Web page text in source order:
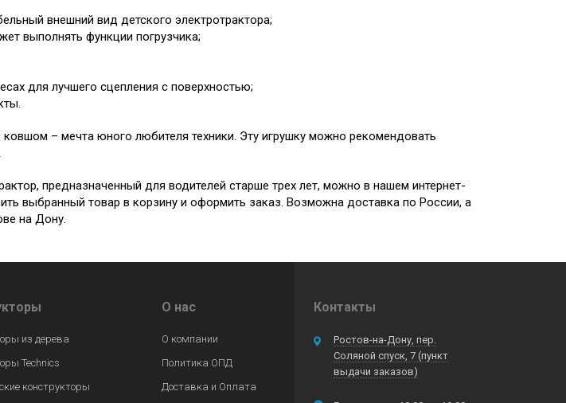
внешний вид детского электротрактора;
выполнять функции погрузчика;
для лучшего сцепления с поверхностью;
ковшом – мечта юного любителя техники. Эту игрушку можно рекомендовать
предназначенный для водителей старше трех лет, можно в нашем интернет-
выбранный товар в корзину и оформить заказ. Возможна доставка по России, а
на Дону.
Контакты
Ростов-на-Дону, пер.
Соляной спуск, 7 (пункт
выдачи заказов)
из дерева
Technics
конструкторы
О нас
О компании
Политика ОПД
Доставка и Оплата